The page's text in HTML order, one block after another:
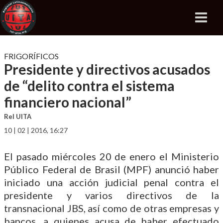
FRIGORÍFICOS
Presidente y directivos acusados
de “delito contra el sistema
financiero nacional”
Rel UITA
10 | 02 | 2016, 16:27
El pasado miércoles 20 de enero el Ministerio
Público Federal de Brasil (MPF) anunció haber
iniciado una acción judicial penal contra el
presidente y varios directivos de la
transnacional JBS, así como de otras empresas y